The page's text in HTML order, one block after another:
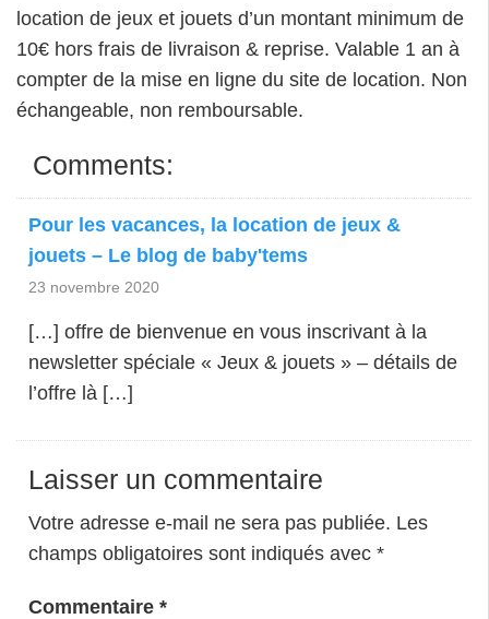
location de jeux et jouets d’un montant minimum de
10€ hors frais de livraison & reprise. Valable 1 an à
compter de la mise en ligne du site de location. Non
échangeable, non remboursable.
Comments:
Pour les vacances, la location de jeux &
jouets – Le blog de baby'tems
23 novembre 2020
[…] offre de bienvenue en vous inscrivant à la
newsletter spéciale « Jeux & jouets » – détails de
l’offre là […]
Laisser un commentaire
Votre adresse e-mail ne sera pas publiée. Les
champs obligatoires sont indiqués avec *
Commentaire *